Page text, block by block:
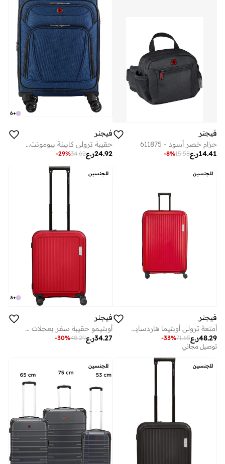
فيجنر
حزام خصر أسود - 611875
ر.ع14.41
15.58
-8%
+
6
فيجنر
حقيبة ترولي كابينة بيومونت لايت قابلة للتوسيع 57 سم أزرق
ر.ع24.92
34.62
-29%
للجنسين
فيجنر
أمتعة ترولي أوبتيما هاردسايد قابلة للتوسيع 84 سم أحمر - 653317
ر.ع48.29
71.65
-33%
توصيل مجاني
للجنسين
+
3
فيجنر
أوبتيـمو حقيبة سفر بعجلات صلبة قابلة للتوسيع سم لون أحمر
ر.ع34.27
48.29
-30%
للجنسين للجنسين